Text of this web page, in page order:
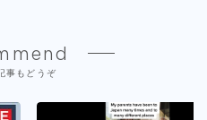
事もどうぞ